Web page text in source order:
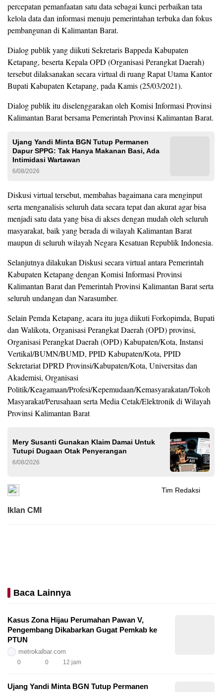
percepatan pemanfaatan satu data sebagai kunci perbaikan tata
kelola data dan informasi menuju pemerintahan terbuka dan fokus
pembangunan di Kalimantan Barat.
Dialog publik yang diikuti Sekretaris Bappeda Kabupaten
Ketapang, beserta Kepala OPD (Organisasi Perangkat Daerah)
tersebut dilaksanakan secara virtual di ruang Rapat Utama Kantor
Bupati Kabupaten Ketapang, pada Kamis (25/03/2021).
Dialog publik itu diselenggarakan oleh Komisi Informasi Provinsi
Kalimantan Barat bersama Pemerintah Provinsi Kalimantan Barat.
Ujang Yandi Minta BGN Tutup Permanen
Dapur SPPG: Tak Hanya Makanan Basi, Ada
Intimidasi Wartawan
6/08/2026
Diskusi virtual tersebut, membahas bagaimana cara menginput
serta menganalisis seluruh data secara tepat dan akurat agar bisa
menjadi satu data yang bisa di akses dengan mudah oleh seluruh
masyarakat, baik yang berada di wilayah Kalimantan Barat
maupun di seluruh wilayah Negara Kesatuan Republik Indonesia.
Selanjutnya dilakukan Diskusi secara virtual antara Pemerintah
Kabupaten Ketapang dengan Komisi Informasi Provinsi
Kalimantan Barat dan Pemerintah Provinsi Kalimantan Barat serta
seluruh undangan dan Narasumber.
Selain Pemda Ketapang, acara itu juga diikuti Forkopimda, Bupati
dan Walikota, Organisasi Perangkat Daerah (OPD) provinsi,
Organisasi Perangkat Daerah (OPD) Kabupaten/Kota, Instansi
Vertikal/BUMN/BUMD, PPID Kabupaten/Kota, PPID
Sekretariat DPRD Provinsi/Kabupaten/Kota, Universitas dan
Akademisi, Organisasi
Politik/Keagamaan/Profesi/Kepemudaan/Kemasyarakatan/Tokoh
Masyarakat/Perusahaan serta Media Cetak/Elektronik di Wilayah
Provinsi Kalimantan Barat
Mery Susanti Gunakan Klaim Damai Untuk
Tutupi Dugaan Otak Penyerangan
6/08/2026
Tim Redaksi
Iklan CMI
Baca Lainnya
Kasus Zona Hijau Perumahan Pawan V,
Pengembang Dikabarkan Gugat Pemkab ke
PTUN
metrokalbar.com
0 0 12 jam
Ujang Yandi Minta BGN Tutup Permanen